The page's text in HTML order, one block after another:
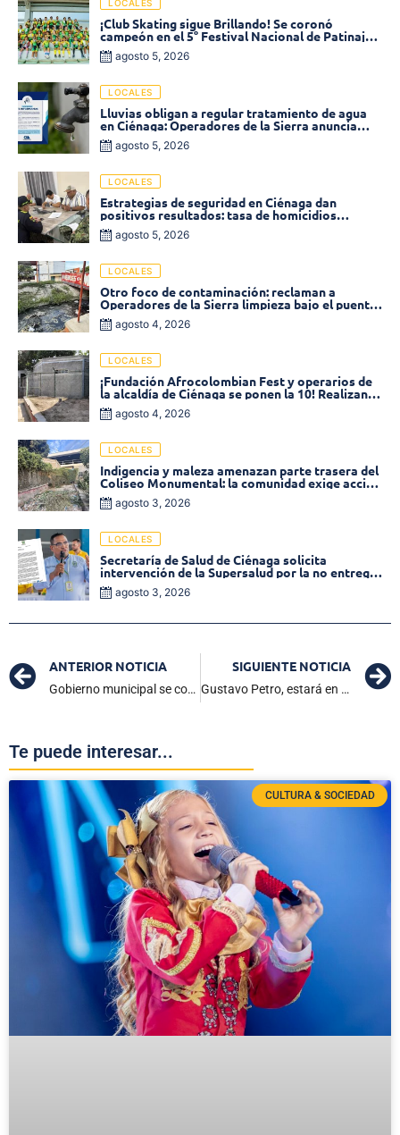
LOCALES
¡Club Skating sigue Brillando! Se coronó
campeón en el 5° Festival Nacional de Patinaje
«Soledad sobre Ruedas»
agosto 5, 2026
LOCALES
Lluvias obligan a regular tratamiento de agua
en Ciénaga: Operadores de la Sierra anuncia
baja presión en varios sectores
agosto 5, 2026
LOCALES
Estrategias de seguridad en Ciénaga dan
positivos resultados: tasa de homicidios
disminuyó un 58% en 2026
agosto 5, 2026
LOCALES
Otro foco de contaminación: reclaman a
Operadores de la Sierra limpieza bajo el puente
de la calle 19 con carrera 11
agosto 4, 2026
LOCALES
¡Fundación Afrocolombian Fest y operarios de
la alcaldía de Ciénaga se ponen la 10! Realizan
limpieza de la parte posterior del Coliseo
Monumental
agosto 4, 2026
LOCALES
Indigencia y maleza amenazan parte trasera del
Coliseo Monumental: la comunidad exige acción
inmediata!
agosto 3, 2026
LOCALES
Secretaría de Salud de Ciénaga solicita
intervención de la Supersalud por la no entrega
de medicamentos en las EPS
agosto 3, 2026
ANTERIOR NOTICIA
Gobierno municipal se compromete a pagar retroactivo este 8 de mayo: Magisterio se mantiene en paro hasta que le cumplan
SIGUIENTE NOTICIA
Gustavo Petro, estará en Santa Marta este miércoles 8 de mayo
Te puede interesar...
CULTURA & SOCIEDAD